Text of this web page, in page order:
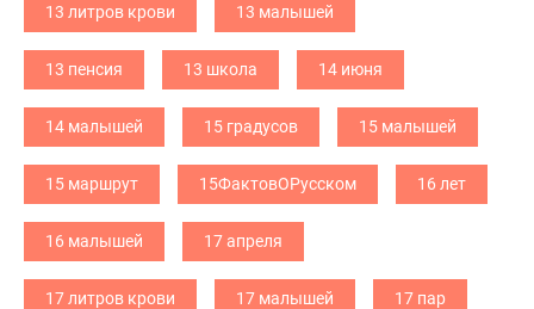
13 литров крови 13 малышей
13 пенсия 13 школа 14 июня
14 малышей 15 градусов 15 малышей
15 маршрут 15ФактовОРусском 16 лет
16 малышей 17 апреля
17 литров крови 17 малышей 17 пар